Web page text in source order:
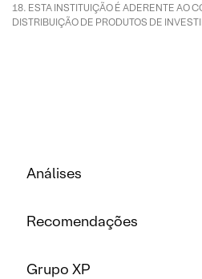
ESTA INSTITUIÇÃO É ADERENTE AO
DISTRIBUIÇÃO DE PRODUTOS DE
Análises
Recomendações
Grupo XP